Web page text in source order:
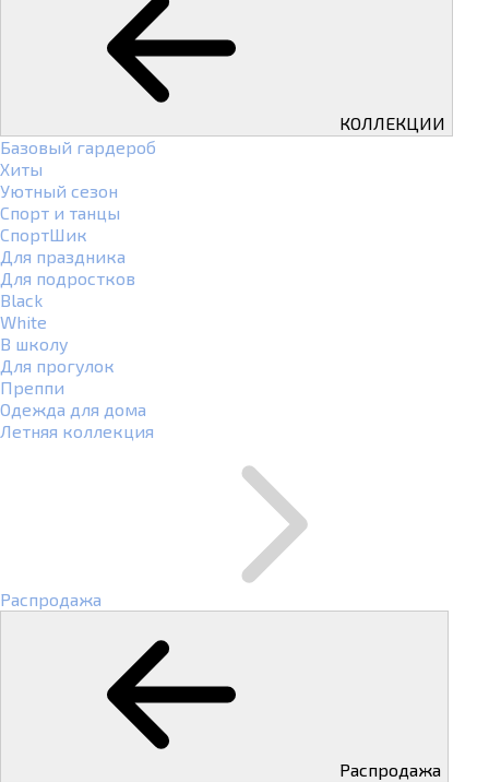
КОЛЛЕКЦИИ
Базовый гардероб
Хиты
Уютный сезон
Спорт и танцы
СпортШик
Для праздника
Для подростков
Black
White
В школу
Для прогулок
Преппи
Одежда для дома
Летняя коллекция
Распродажа
Распродажа